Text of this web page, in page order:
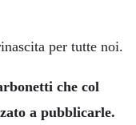
per tutte noi.
che col
a pubblicarle.